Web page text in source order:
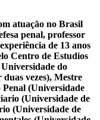
atuação no Brasil
penal, professor
de 13 anos
Centro de Estudios
do
vezes), Mestre
(Universidade
(Universidade de
(Universidade de